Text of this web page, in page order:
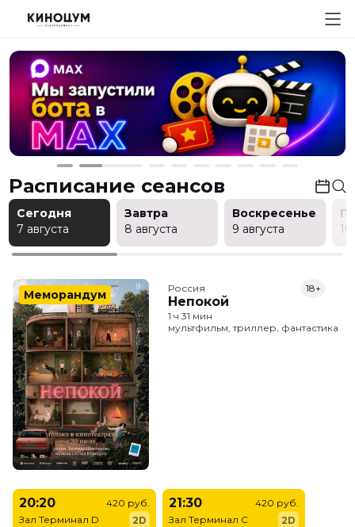
Расписание сеансов
Сегодня
7 августа
Завтра
8 августа
Воскресенье
9 августа
Меморандум Россия
Непокой
18+
1 ч 31 мин
мультфильм, триллер, фантастика
20:20
Зал Терминал D
420 руб.
2D
21:30
Зал Терминал C
420 руб.
2D